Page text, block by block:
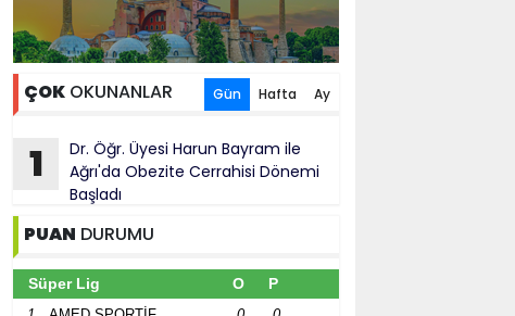
ÇOK OKUNANLAR Gün Hafta Ay
1
Dr. Öğr. Üyesi Harun Bayram ile
Ağrı'da Obezite Cerrahisi Dönemi
Başladı
PUAN DURUMU
Süper Lig O P